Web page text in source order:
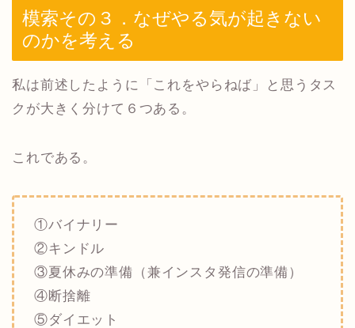
模索その３．なぜやる気が起きない
のかを考える
私は前述したように「これをやらねば」と思うタス
クが大きく分けて６つある。
これである。
①バイナリー
②キンドル
③夏休みの準備（兼インスタ発信の準備）
④断捨離
⑤ダイエット